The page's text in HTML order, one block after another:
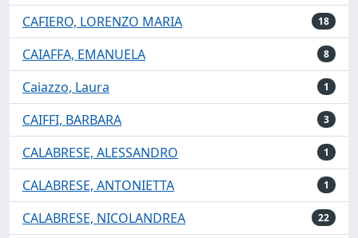
CAFIERO, LORENZO MARIA 18
CAIAFFA, EMANUELA 8
Caiazzo, Laura 1
CAIFFI, BARBARA 3
CALABRESE, ALESSANDRO 1
CALABRESE, ANTONIETTA 1
CALABRESE, NICOLANDREA 22